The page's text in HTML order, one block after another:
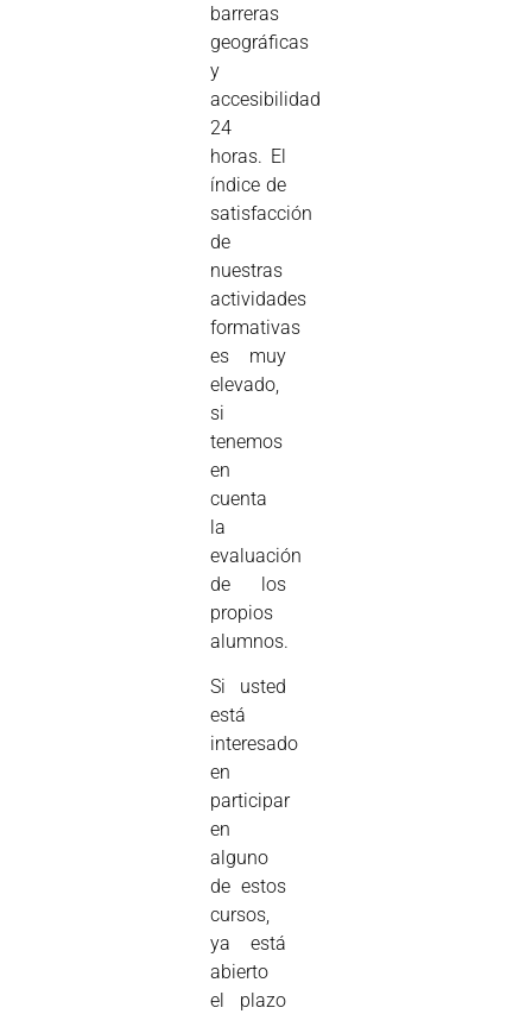
barreras
geográficas
y
accesibilidad
24
horas. El
índice de
satisfacción
de
nuestras
actividades
formativas
es muy
elevado,
si
tenemos
en
cuenta
la
evaluación
de los
propios
alumnos.
Si usted
está
interesado
en
participar
en
alguno
de estos
cursos,
ya está
abierto
el plazo